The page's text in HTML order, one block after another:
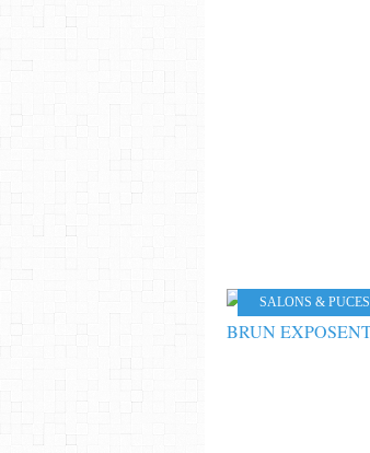
SALONS & PUCES